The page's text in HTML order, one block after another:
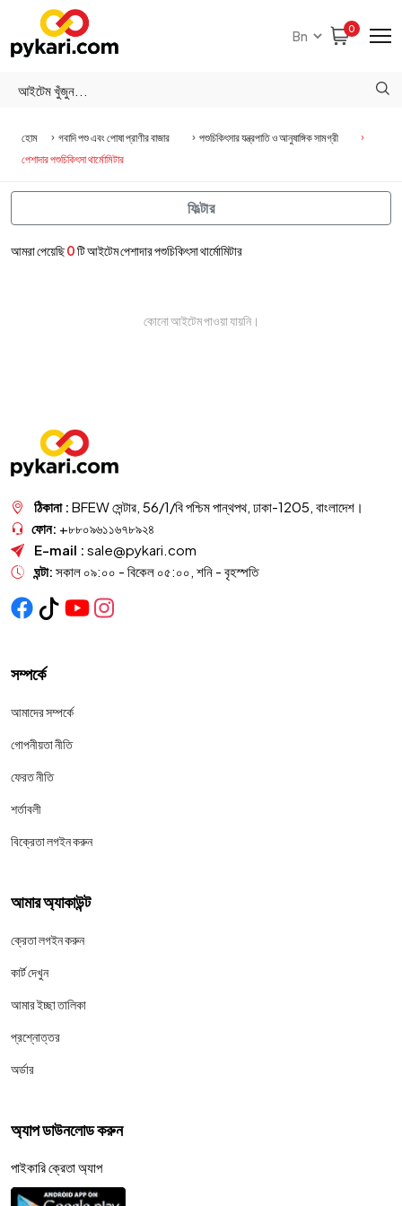
0
হোম গবাদি পশু এবং পোষা প্রাণীর বাজার
পশুচিকিৎসার যন্ত্রপাতি ও আনুষাঙ্গিক সামগ্রী
পেশাদার পশুচিকিৎসা থার্মোমিটার
আমরা পেয়েছি0টি আইটেম পেশাদার পশুচিকিৎসা থার্মোমিটার
কোনো আইটেম পাওয়া যায়নি।
ফিল্টার
ঠিকানা : BFEW সেন্টার, 56/1/বি পশ্চিম পান্থপথ, ঢাকা-1205, বাংলাদেশ।
ফোন: +৮৮০৯৬১১৬৭৮৯২৪
E-mail : sale@pykari.com
ঘন্টা: সকাল ০৯:০০ - বিকেল ০৫:০০, শনি - বৃহস্পতি
সম্পর্কে
আমাদের সম্পর্কে
গোপনীয়তা নীতি
ফেরত নীতি
শর্তাবলী
বিক্রেতা লগইন করুন
আমার অ্যাকাউন্ট
ক্রেতা লগইন করুন
কার্ট দেখুন
আমার ইচ্ছা তালিকা
প্রশ্নোত্তর
অর্ডার
অ্যাপ ডাউনলোড করুন
পাইকারি ক্রেতা অ্যাপ